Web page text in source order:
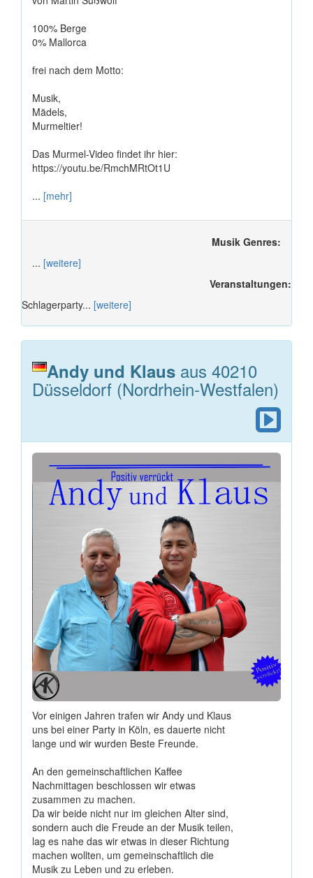
100% Berge
0% Mallorca
frei nach dem Motto:
Musik,
Mädels,
Murmeltier!
Das Murmel-Video findet ihr hier:
https://youtu.be/RmchMRtOt1U
... [mehr]
Musik Genres:
... [weitere]
Veranstaltungen:
Schlagerparty... [weitere]
Andy und Klaus aus 40210
Düsseldorf (Nordrhein-Westfalen)
Vor einigen Jahren trafen wir Andy und Klaus
uns bei einer Party in Köln, es dauerte nicht
lange und wir wurden Beste Freunde.
An den gemeinschaftlichen Kaffee
Nachmittagen beschlossen wir etwas
zusammen zu machen.
Da wir beide nicht nur im gleichen Alter sind,
sondern auch die Freude an der Musik teilen,
lag es nahe das wir etwas in dieser Richtung
machen wollten, um gemeinschaftlich die
Musik zu Leben und zu erleben.